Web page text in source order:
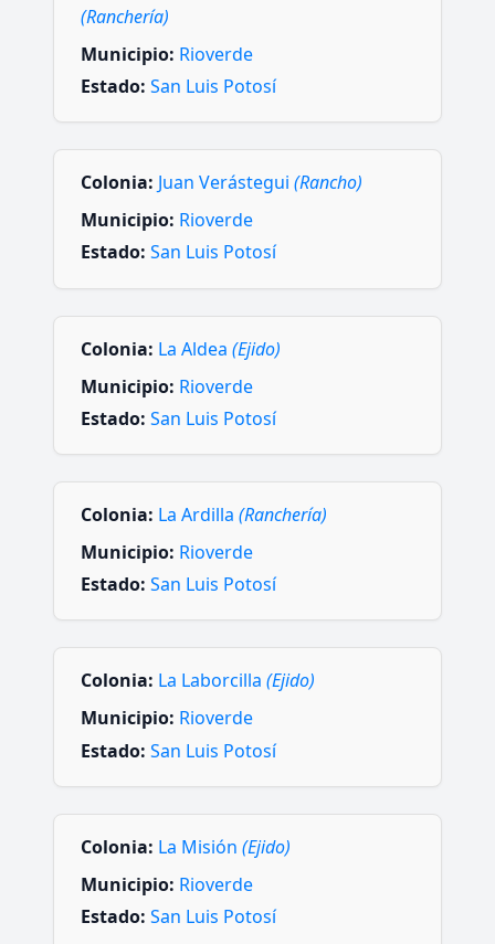
(Ranchería)
Municipio: Rioverde
Estado: San Luis Potosí
Colonia: Juan Verástegui (Rancho)
Municipio: Rioverde
Estado: San Luis Potosí
Colonia: La Aldea (Ejido)
Municipio: Rioverde
Estado: San Luis Potosí
Colonia: La Ardilla (Ranchería)
Municipio: Rioverde
Estado: San Luis Potosí
Colonia: La Laborcilla (Ejido)
Municipio: Rioverde
Estado: San Luis Potosí
Colonia: La Misión (Ejido)
Municipio: Rioverde
Estado: San Luis Potosí